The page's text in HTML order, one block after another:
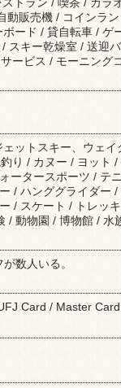
動販売機 / コインラ
ード / 貸自転車 / ゲ
スキー乾燥室 / 送迎
ービス / モーニング
ットスキー、ウェイ
り / カヌー / ヨット /
ータースポーツ / テ
/ ハンググライダー /
/ スケート / トレッ
/ 動物園 / 博物館 / 水
数人いる。
Card / Master